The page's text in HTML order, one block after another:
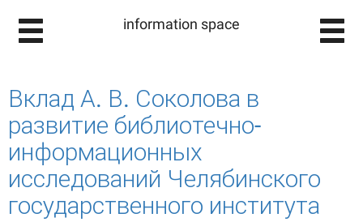
information space
Вклад А. В. Соколова в
развитие библиотечно-
информационных
исследований Челябинского
государственного института